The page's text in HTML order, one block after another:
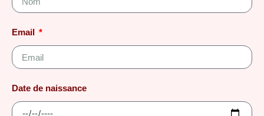
Email
Date de naissance